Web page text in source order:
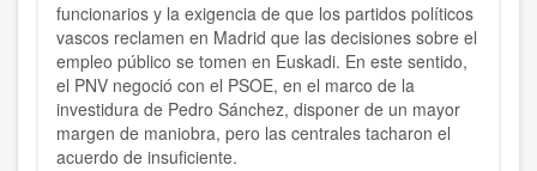
funcionarios y la exigencia de que los partidos políticos
vascos reclamen en Madrid que las decisiones sobre el
empleo público se tomen en Euskadi. En este sentido,
el PNV negoció con el PSOE, en el marco de la
investidura de Pedro Sánchez, disponer de un mayor
margen de maniobra, pero las centrales tacharon el
acuerdo de insuficiente.